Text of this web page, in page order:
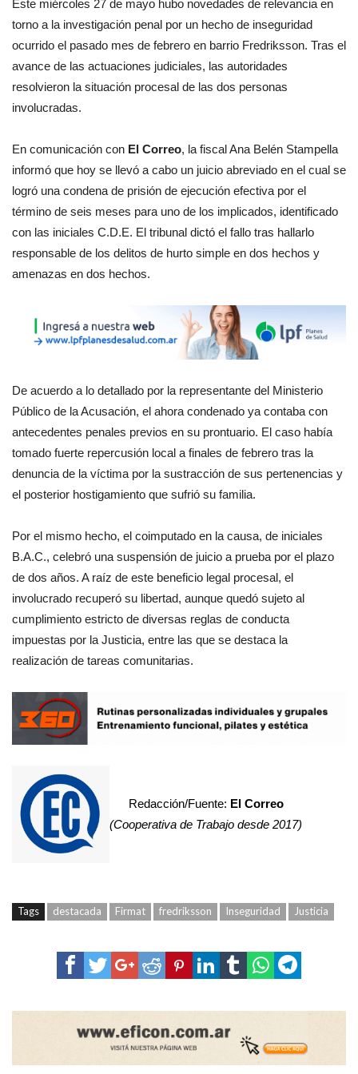
Este miércoles 27 de mayo hubo novedades de relevancia en
torno a la investigación penal por un hecho de inseguridad
ocurrido el pasado mes de febrero en barrio Fredriksson. Tras el
avance de las actuaciones judiciales, las autoridades
resolvieron la situación procesal de las dos personas
involucradas.
En comunicación con El Correo, la fiscal Ana Belén Stampella
informó que hoy se llevó a cabo un juicio abreviado en el cual se
logró una condena de prisión de ejecución efectiva por el
término de seis meses para uno de los implicados, identificado
con las iniciales C.D.E. El tribunal dictó el fallo tras hallarlo
responsable de los delitos de hurto simple en dos hechos y
amenazas en dos hechos.
De acuerdo a lo detallado por la representante del Ministerio
Público de la Acusación, el ahora condenado ya contaba con
antecedentes penales previos en su prontuario. El caso había
tomado fuerte repercusión local a finales de febrero tras la
denuncia de la víctima por la sustracción de sus pertenencias y
el posterior hostigamiento que sufrió su familia.
Por el mismo hecho, el coimputado en la causa, de iniciales
B.A.C., celebró una suspensión de juicio a prueba por el plazo
de dos años. A raíz de este beneficio legal procesal, el
involucrado recuperó su libertad, aunque quedó sujeto al
cumplimiento estricto de diversas reglas de conducta
impuestas por la Justicia, entre las que se destaca la
realización de tareas comunitarias.
Redacción/Fuente: El Correo
(Cooperativa de Trabajo desde 2017)
Tags destacada Firmat fredriksson Inseguridad Justicia